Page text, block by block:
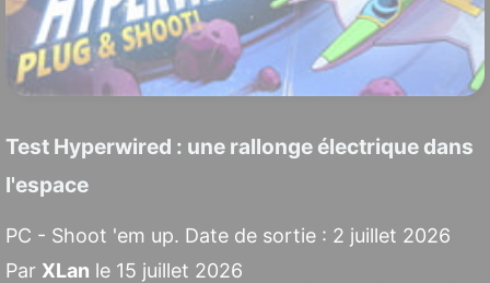
Test Hyperwired : une rallonge électrique dans
l'espace
PC - Shoot 'em up. Date de sortie : 2 juillet 2026
Par XLan le 15 juillet 2026